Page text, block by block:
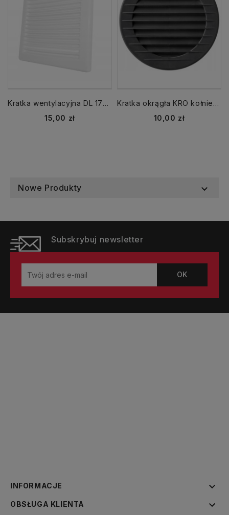
Kratka wentylacyjna DL 175x175 kołnierza 135x135 biała
Cena
15,00 zł
Kratka okrągła KRO kołnierz fi 150 mm grafit
Cena
10,00 zł
Nowe Produkty 
Subskrybuj newsletter
INFORMACJE 
OBSŁUGA KLIENTA 